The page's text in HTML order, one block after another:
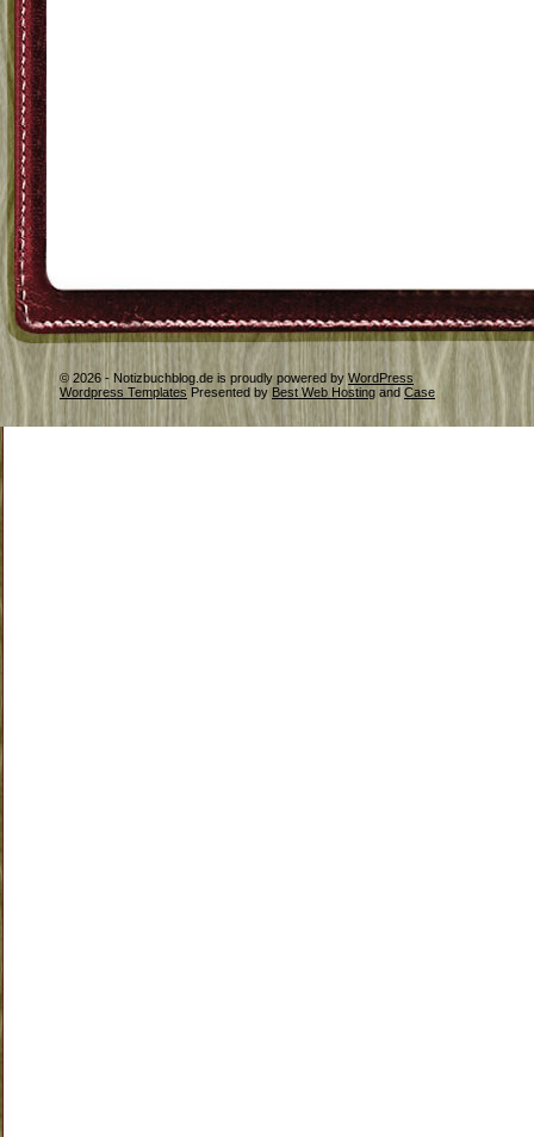
© 2026 - Notizbuchblog.de is proudly powered by WordPress
Wordpress Templates Presented by Best Web Hosting and Case